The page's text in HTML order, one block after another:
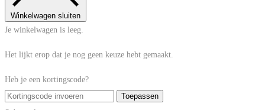
Winkelwagen sluiten
Je winkelwagen is leeg.
Het lijkt erop dat je nog geen keuze hebt gemaakt.
Heb je een kortingscode?
Toepassen